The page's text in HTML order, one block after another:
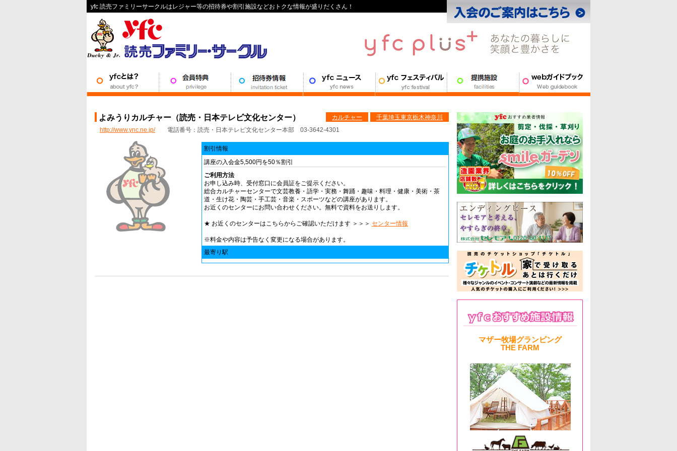
yfc 読売ファミリーサークルはレジャー等の招待券や割引施設などおトクな情報が盛りだくさん！
よみうりカルチャー（読売・日本テレビ文化センター） 千葉埼玉東京栃木神奈川
カルチャー
http://www.ync.ne.jp/電話番号：読売・日本テレビ文化センター本部 03-3642-4301
割引情報
講座の入会金5,500円を50％割引
ご利用方法
お申し込み時、受付窓口に会員証をご提示ください。
総合カルチャーセンターで文芸教養・語学・実務・舞踊・趣味・料理・健康・美術・茶
道・生け花・陶芸・手工芸・音楽・スポーツなどの講座があります。
お近くのセンターにお問い合わせください。無料で資料をお送りします。
★ お近くのセンターはこちらからご確認いただけます ＞＞＞ センター情報
※料金や内容は予告なく変更になる場合があります。
最寄り駅
マザー牧場グランピング
THE FARM